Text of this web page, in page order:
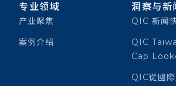
专业领域
产业聚焦
案例介绍
洞察与新
QIC 新闻
QIC
Cap
QIC從國